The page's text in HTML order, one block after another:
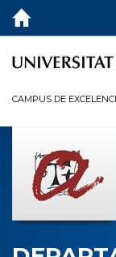
DEPARTAMENTO
Masteres
Doctorados
CAMPUS DE